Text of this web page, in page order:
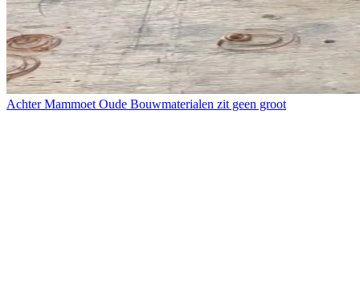
Achter Mammoet Oude Bouwmaterialen zit geen groot